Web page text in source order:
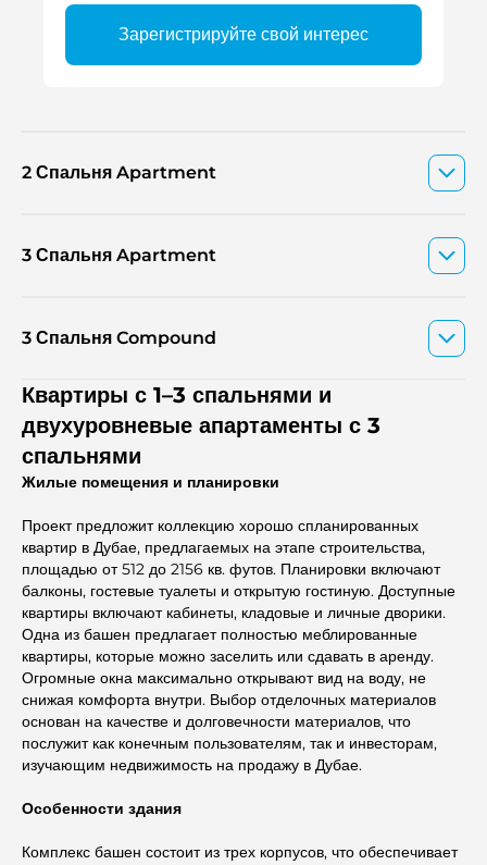
Зарегистрируйте свой интерес
2 Спальня Apartment
3 Спальня Apartment
3 Спальня Compound
Квартиры с 1–3 спальнями и
двухуровневые апартаменты с 3
спальнями
Жилые помещения и планировки
Проект предложит коллекцию хорошо спланированных
квартир в Дубае, предлагаемых на этапе строительства,
площадью от 512 до 2156 кв. футов. Планировки включают
балконы, гостевые туалеты и открытую гостиную. Доступные
квартиры включают кабинеты, кладовые и личные дворики.
Одна из башен предлагает полностью меблированные
квартиры, которые можно заселить или сдавать в аренду.
Огромные окна максимально открывают вид на воду, не
снижая комфорта внутри. Выбор отделочных материалов
основан на качестве и долговечности материалов, что
послужит как конечным пользователям, так и инвесторам,
изучающим недвижимость на продажу в Дубае.
Особенности здания
Комплекс башен состоит из трех корпусов, что обеспечивает